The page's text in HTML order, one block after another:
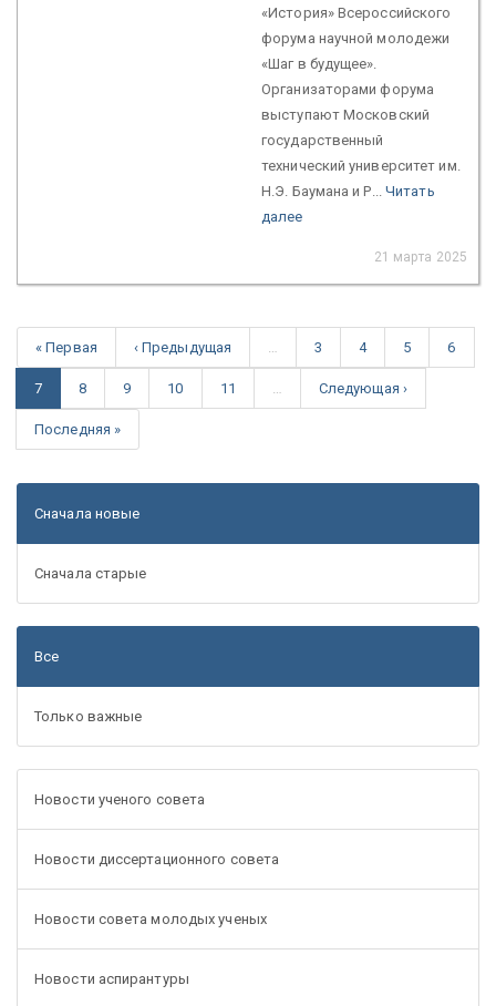
«История» Всероссийского
форума научной молодежи
«Шаг в будущее».
Организаторами форума
выступают Московский
государственный
технический университет им.
Н.Э. Баумана и Р... Читать
далее
21 марта 2025
« Первая ‹ Предыдущая 3 4 5 6
7 8 9 10 11 Следующая ›
Последняя »
Сначала новые
Сначала старые
Все
Только важные
Новости ученого совета
Новости диссертационного совета
Новости совета молодых ученых
Новости аспирантуры